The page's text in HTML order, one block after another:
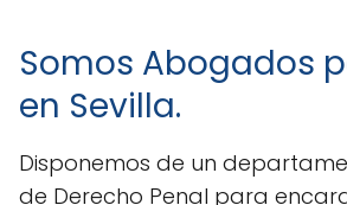
Somos Abogados
en Sevilla.
Disponemos de un
de Derecho Penal para